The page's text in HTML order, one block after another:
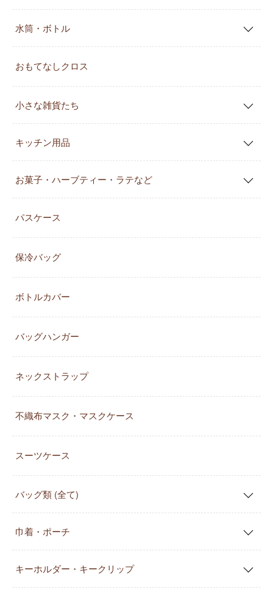
水筒・ボトル
おもてなしクロス
小さな雑貨たち
キッチン用品
お菓子・ハーブティー・ラテなど
パスケース
保冷バッグ
ボトルカバー
バッグハンガー
ネックストラップ
不織布マスク・マスクケース
スーツケース
バッグ類 (全て)
巾着・ポーチ
キーホルダー・キークリップ